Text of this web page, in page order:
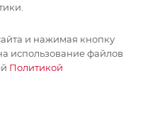
2017-2026
и нажимая кнопку
использование файлов
Политикой